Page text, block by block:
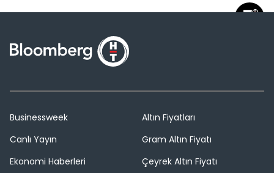
Businessweek
Canlı Yayın
Ekonomi Haberleri
Altın Fiyatları
Gram Altın Fiyatı
Çeyrek Altın Fiyatı